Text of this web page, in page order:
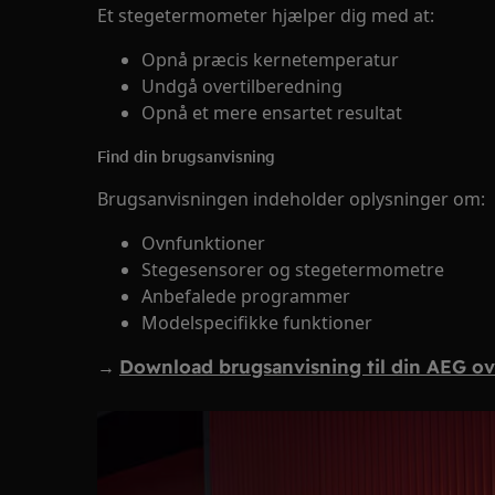
Et stegetermometer hjælper dig med at:
Opnå præcis kernetemperatur
Undgå overtilberedning
Opnå et mere ensartet resultat
Find din brugsanvisning
Brugsanvisningen indeholder oplysninger om:
Ovnfunktioner
Stegesensorer og stegetermometre
Anbefalede programmer
Modelspecifikke funktioner
→ Download brugsanvisning til din AEG